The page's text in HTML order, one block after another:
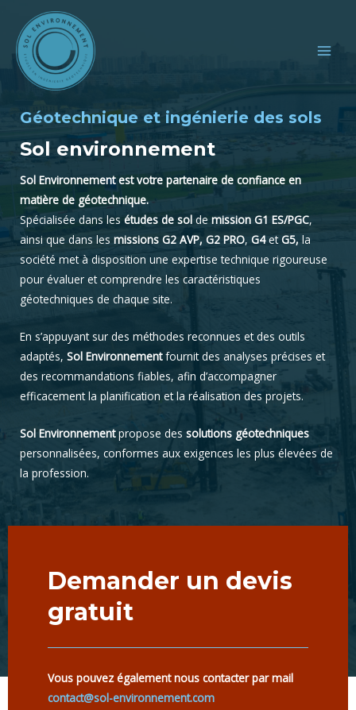
contenu
Géotechnique et ingénierie des sols
Sol environnement
Sol Environnement est votre partenaire de confiance en
matière de géotechnique.
Spécialisée dans les études de sol de mission G1 ES/PGC,
ainsi que dans les missions G2 AVP, G2 PRO, G4etG5, la
société met à disposition une expertise technique rigoureuse
pour évaluer et comprendre les caractéristiques
géotechniques de chaque site.
En s’appuyant sur des méthodes reconnues et des outils
adaptés, Sol Environnementfournit des analyses précises et
des recommandations fiables, afin d’accompagner
efficacement la planification et la réalisation des projets.
Sol Environnementpropose des solutions géotechniques
personnalisées, conformes aux exigences les plus élevées de
la profession.
Demander un devis
gratuit
Vous pouvez également nous contacter par mail
contact@sol-environnement.com